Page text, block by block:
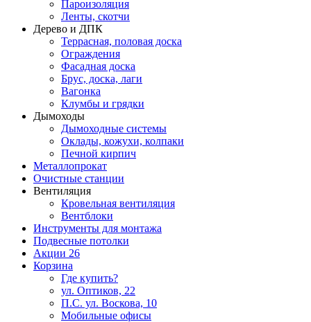
Пароизоляция
Ленты, скотчи
Дерево и ДПК
Террасная, половая доска
Ограждения
Фасадная доска
Брус, доска, лаги
Вагонка
Клумбы и грядки
Дымоходы
Дымоходные системы
Оклады, кожухи, колпаки
Печной кирпич
Металлопрокат
Очистные станции
Вентиляция
Кровельная вентиляция
Вентблоки
Инструменты для монтажа
Подвесные потолки
Акции 26
Корзина
Где купить?
ул. Оптиков, 22
П.С. ул. Воскова, 10
Мобильные офисы